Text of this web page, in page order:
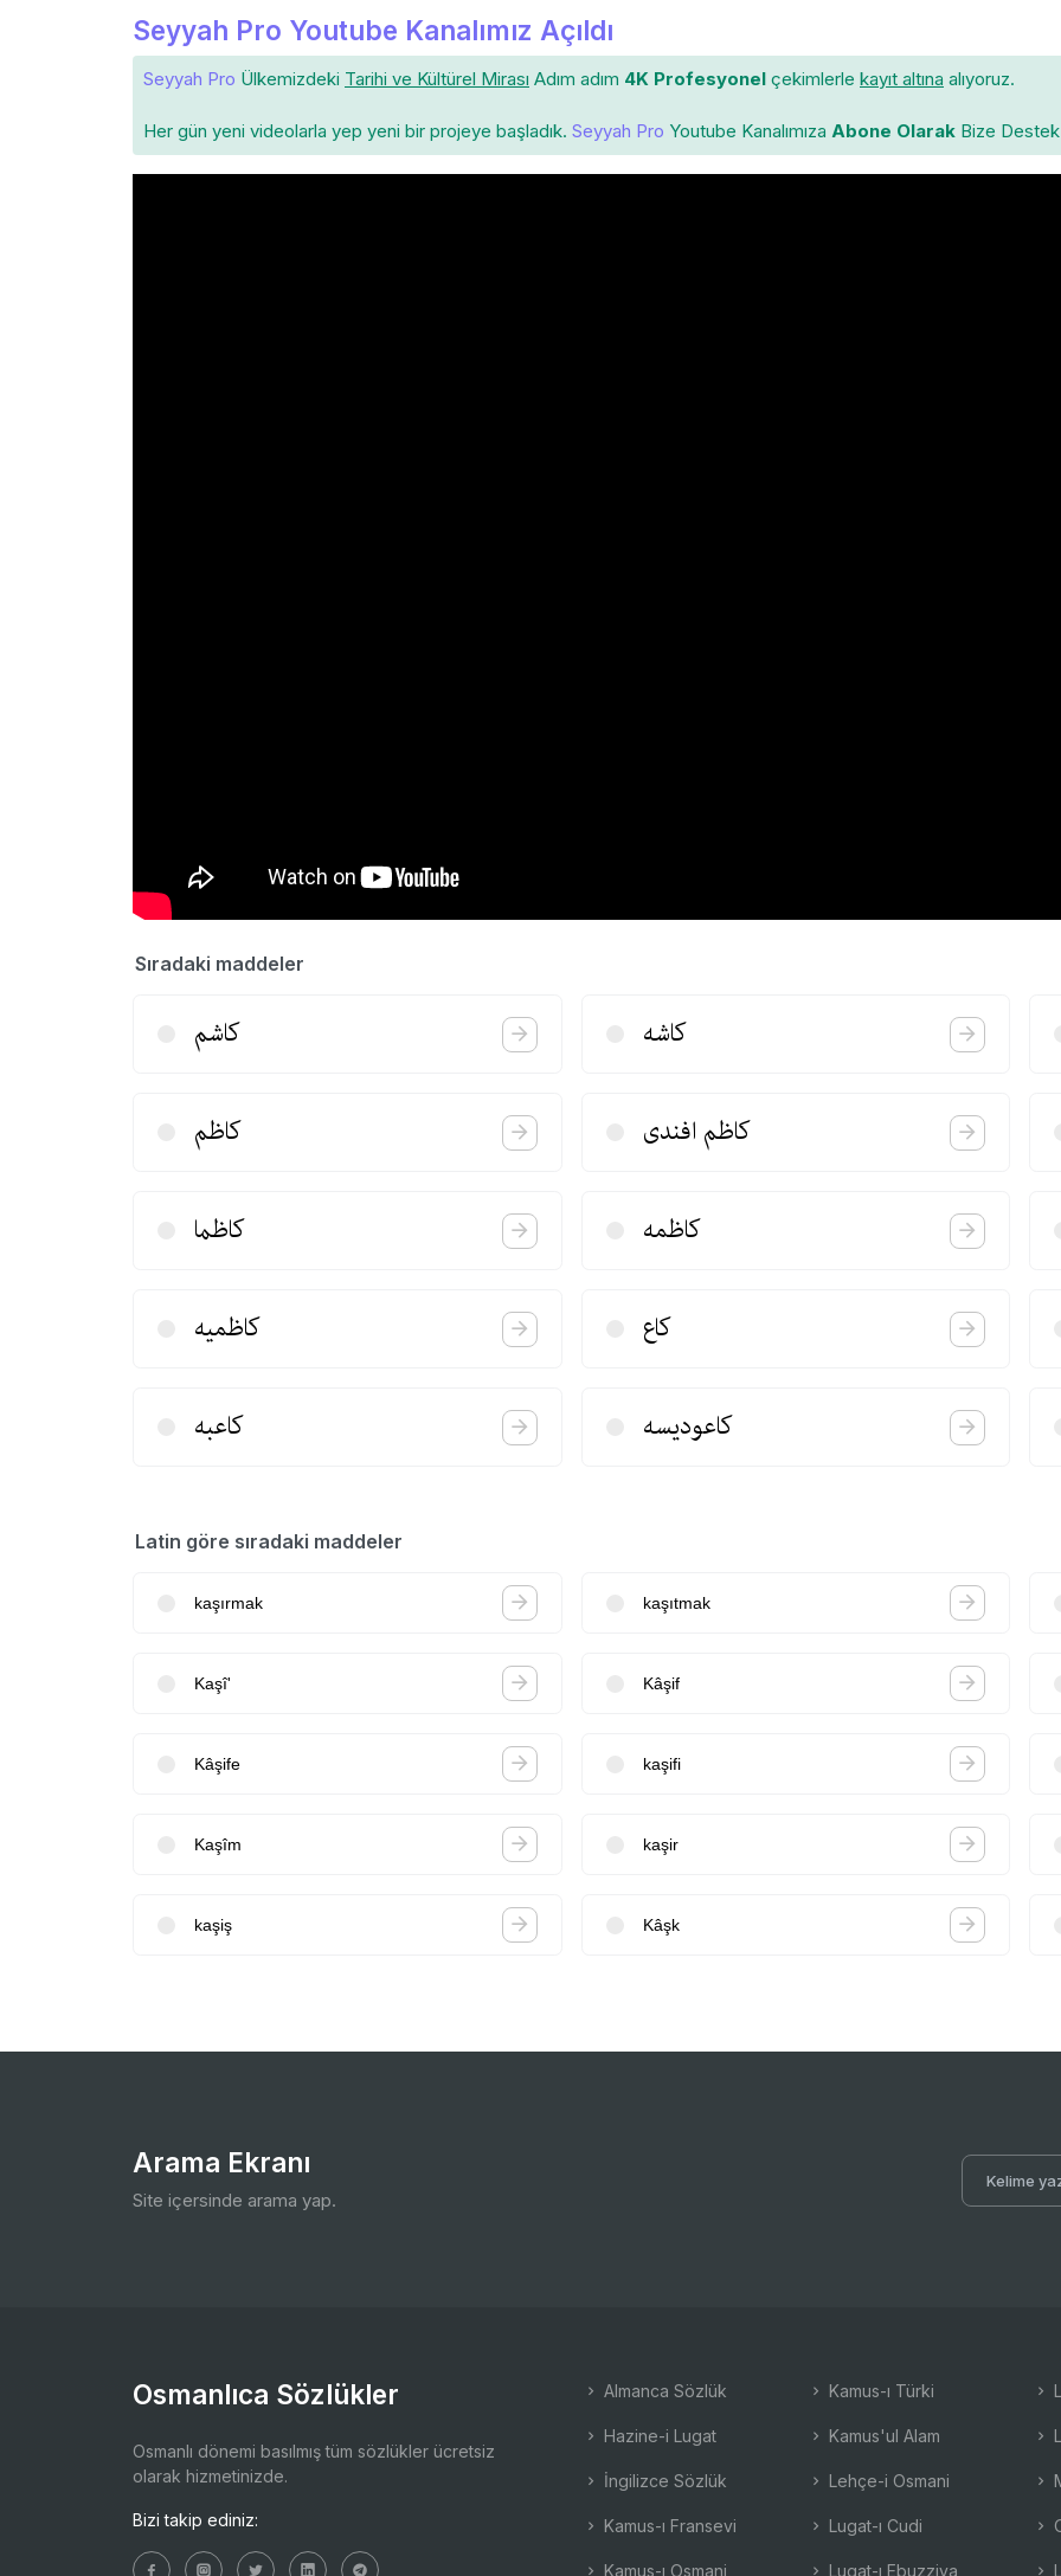
Seyyah Pro Youtube Kanalımız Açıldı
Seyyah Pro Ülkemizdeki Tarihi ve Kültürel Mirası Adım adım 4K Profesyonel çekimlerle kayıt altına alıyoruz.
Her gün yeni videolarla yep yeni bir projeye başladık. Seyyah Pro Youtube Kanalımıza Abone Olarak Bize Destek
Sıradaki maddeler
كاشم كاشه
كاظم كاظم افندی
كاظما كاظمه
كاظمیه كاع
كاعبه كاعودیسه
Latin göre sıradaki maddeler
kaşırmak kaşıtmak
Kaşî' Kâşif
Kâşife kaşifi
Kaşîm kaşir
kaşiş Kâşk
Arama Ekranı
Site içersinde arama yap.
Osmanlıca Sözlükler
Osmanlı dönemi basılmış tüm sözlükler ücretsiz
olarak hizmetinizde.
Bizi takip ediniz:
Almanca Sözlük
Hazine-i Lugat
İngilizce Sözlük
Kamus-ı Fransevi
Kamus-ı Osmani
Kamus-ı Türki
Kamus'ul Alam
Lehçe-i Osmani
Lugat-ı Cudi
Lugat-ı Ebuzziya